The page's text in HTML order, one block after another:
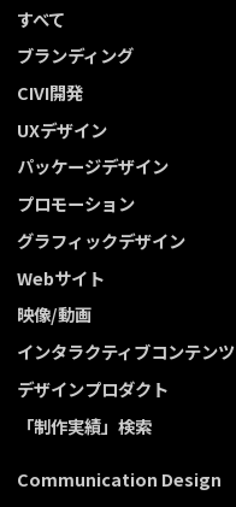
すべて
ブランディング
CIVI開発
UXデザイン
パッケージデザイン
プロモーション
グラフィックデザイン
Webサイト
映像/動画
インタラクティブコンテンツ
デザインプロダクト
「制作実績」検索
Communication Design